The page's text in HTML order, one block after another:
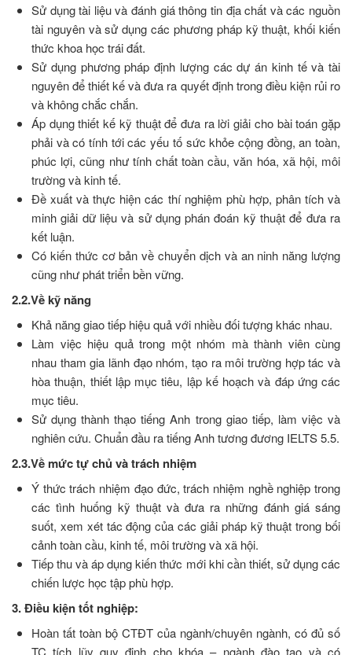
Sử dụng tài liệu và đánh giá thông tin địa chất và các nguồn
tài nguyên và sử dụng các phương pháp kỹ thuật, khối kiến
thức khoa học trái đất.
Sử dụng phương pháp định lượng các dự án kinh tế và tài
nguyên để thiết kế và đưa ra quyết định trong điều kiện rủi ro
và không chắc chắn.
Áp dụng thiết kế kỹ thuật để đưa ra lời giải cho bài toán gặp
phải và có tính tới các yếu tố sức khỏe cộng đồng, an toàn,
phúc lợi, cũng như tính chất toàn cầu, văn hóa, xã hội, môi
trường và kinh tế.
Đề xuất và thực hiện các thí nghiệm phù hợp, phân tích và
minh giải dữ liệu và sử dụng phán đoán kỹ thuật để đưa ra
kết luận.
Có kiến thức cơ bản về chuyển dịch và an ninh năng lượng
cũng như phát triển bền vững.
2.2.Về kỹ năng
Khả năng giao tiếp hiệu quả với nhiều đối tượng khác nhau.
Làm việc hiệu quả trong một nhóm mà thành viên cùng
nhau tham gia lãnh đạo nhóm, tạo ra môi trường hợp tác và
hòa thuận, thiết lập mục tiêu, lập kế hoạch và đáp ứng các
mục tiêu.
Sử dụng thành thạo tiếng Anh trong giao tiếp, làm việc và
nghiên cứu. Chuẩn đầu ra tiếng Anh tương đương IELTS 5.5.
2.3.Về mức tự chủ và trách nhiệm
Ý thức trách nhiệm đạo đức, trách nhiệm nghề nghiệp trong
các tình huống kỹ thuật và đưa ra những đánh giá sáng
suốt, xem xét tác động của các giải pháp kỹ thuật trong bối
cảnh toàn cầu, kinh tế, môi trường và xã hội.
Tiếp thu và áp dụng kiến thức mới khi cần thiết, sử dụng các
chiến lược học tập phù hợp.
3. Điều kiện tốt nghiệp:
Hoàn tất toàn bộ CTĐT của ngành/chuyên ngành, có đủ số
TC tích lũy quy định cho khóa – ngành đào tạo và có